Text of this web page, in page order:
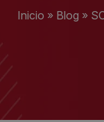
Inicio » Blog »